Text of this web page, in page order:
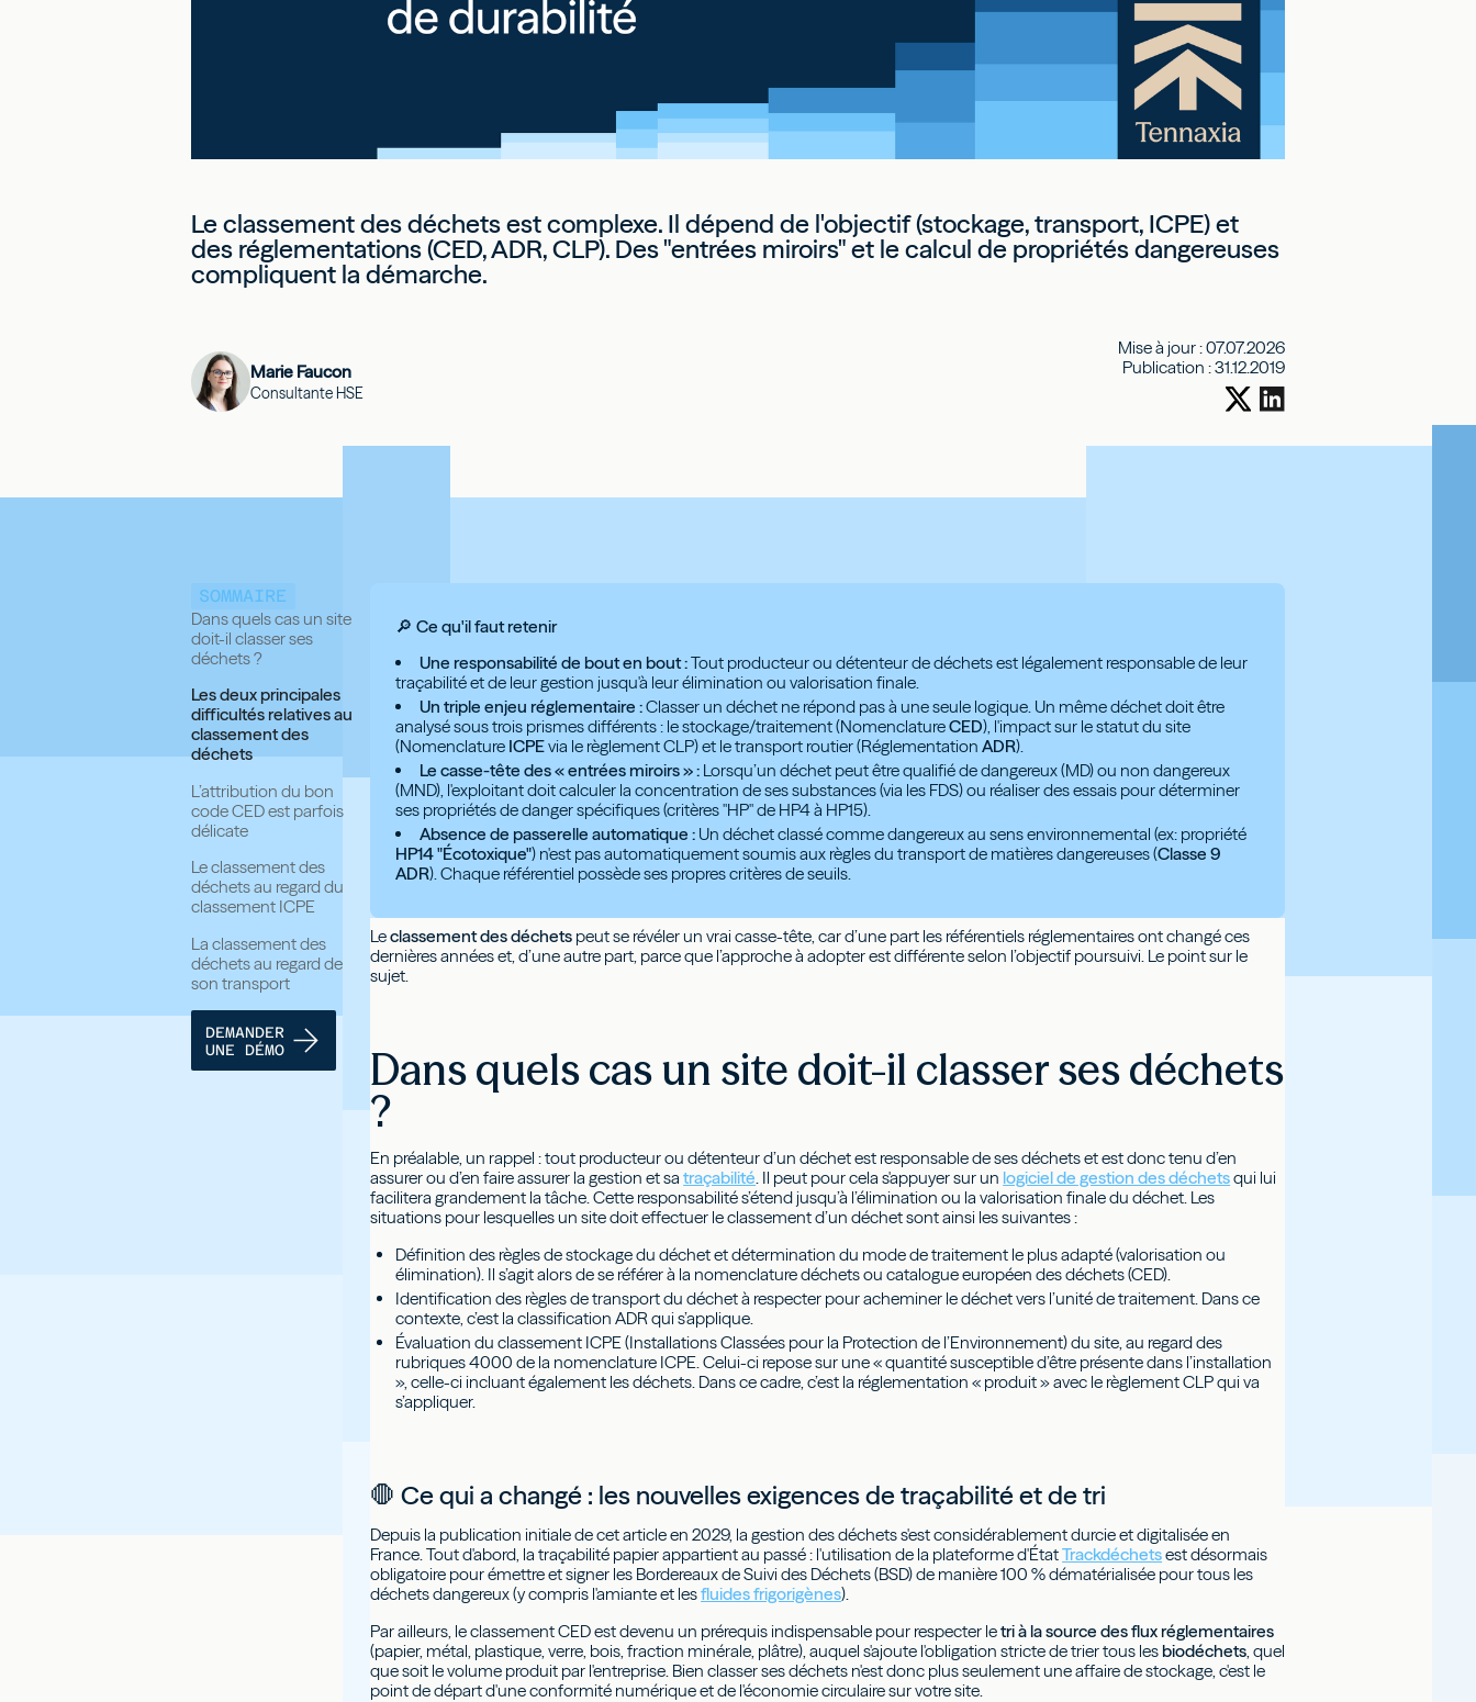
Le classement des déchets est complexe. Il dépend de l'objectif (stockage, transport, ICPE) et
des réglementations (CED, ADR, CLP). Des "entrées miroirs" et le calcul de propriétés dangereuses
compliquent la démarche.
Marie Faucon
Consultante HSE
Mise à jour :07.07.2026
Publication :31.12.2019
SOMMAIRE
Dans quels cas un site
doit-il classer ses
déchets ?
Les deux principales
difficultés relatives au
classement des
déchets
L’attribution du bon
code CED est parfois
délicate
Le classement des
déchets au regard du
classement ICPE
La classement des
déchets au regard de
son transport
DEMANDER
UNE DÉMO
🔎 Ce qu'il faut retenir
Une responsabilité de bout en bout :Tout producteur ou détenteur de déchets est légalement responsable de leur
traçabilité et de leur gestion jusqu'à leur élimination ou valorisation finale.
Un triple enjeu réglementaire :Classer un déchet ne répond pas à une seule logique. Un même déchet doit être
analysé sous trois prismes différents : le stockage/traitement (NomenclatureCED), l'impact sur le statut du site
(Nomenclature ICPEvia le règlement CLP) et le transport routier (RéglementationADR).
Le casse-tête des « entrées miroirs » : Lorsqu’un déchet peut être qualifié de dangereux (MD) ou non dangereux
(MND), l'exploitant doit calculer la concentration de ses substances (via les FDS) ou réaliser des essais pour déterminer
ses propriétés de danger spécifiques (critères "HP" de HP4 à HP15).
Absence de passerelle automatique : Un déchet classé comme dangereux au sens environnemental (ex: propriété
HP14 "Écotoxique") n'est pas automatiquement soumis aux règles du transport de matières dangereuses (Classe 9
ADR). Chaque référentiel possède ses propres critères de seuils.
Leclassement des déchets peut se révéler un vrai casse-tête, car d’une part les référentiels réglementaires ont changé ces
dernières années et, d’une autre part, parce que l’approche à adopter est différente selon l’objectif poursuivi. Le point sur le
sujet.
Dans quels cas un site doit-il classer ses déchets
?
En préalable, un rappel : tout producteur ou détenteur d’un déchet est responsable de ses déchets et est donc tenu d’en
assurer ou d’en faire assurer la gestion et satraçabilité. Il peut pour cela s'appuyer sur un logiciel de gestion des déchetsqui lui
facilitera grandement la tâche. Cette responsabilité s’étend jusqu’à l’élimination ou la valorisation finale du déchet. Les
situations pour lesquelles un site doit effectuer le classement d’un déchet sont ainsi les suivantes :
Définition des règles de stockage du déchet et détermination du mode de traitement le plus adapté (valorisation ou
élimination). Il s’agit alors de se référer à la nomenclature déchets ou catalogue européen des déchets (CED).
Identification des règles de transport du déchet à respecter pour acheminer le déchet vers l’unité de traitement. Dans ce
contexte, c’est la classification ADR qui s’applique.
Évaluation du classement ICPE (Installations Classées pour la Protection de l’Environnement) du site, au regard des
rubriques 4000 de la nomenclature ICPE. Celui-ci repose sur une « quantité susceptible d’être présente dans l’installation
», celle-ci incluant également les déchets. Dans ce cadre, c’est la réglementation « produit » avec le règlement CLP qui va
s’appliquer.
🛑 Ce qui a changé : les nouvelles exigences de traçabilité et de tri
Depuis la publication initiale de cet article en 2029, la gestion des déchets s'est considérablement durcie et digitalisée en
France. Tout d'abord, la traçabilité papier appartient au passé : l'utilisation de la plateforme d'ÉtatTrackdéchetsest désormais
obligatoire pour émettre et signer les Bordereaux de Suivi des Déchets (BSD) de manière 100 % dématérialisée pour tous les
déchets dangereux (y compris l'amiante et lesfluides frigorigènes).
Par ailleurs, le classement CED est devenu un prérequis indispensable pour respecter letri à la source des flux réglementaires
(papier, métal, plastique, verre, bois, fraction minérale, plâtre), auquel s'ajoute l'obligation stricte de trier tous lesbiodéchets , quel
que soit le volume produit par l'entreprise. Bien classer ses déchets n'est donc plus seulement une affaire de stockage, c'est le
point de départ d'une conformité numérique et de l'économie circulaire sur votre site.